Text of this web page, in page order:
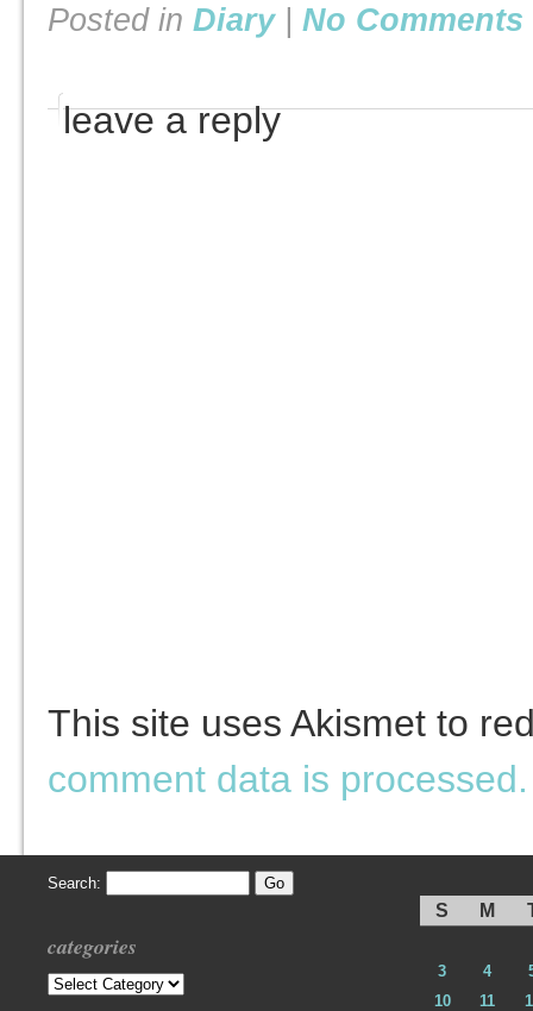
Posted in Diary| No Comments
leave a reply
This site uses Akismet to
comment data is processed.
Search:
categories
Categories
S M
3 4
10
11